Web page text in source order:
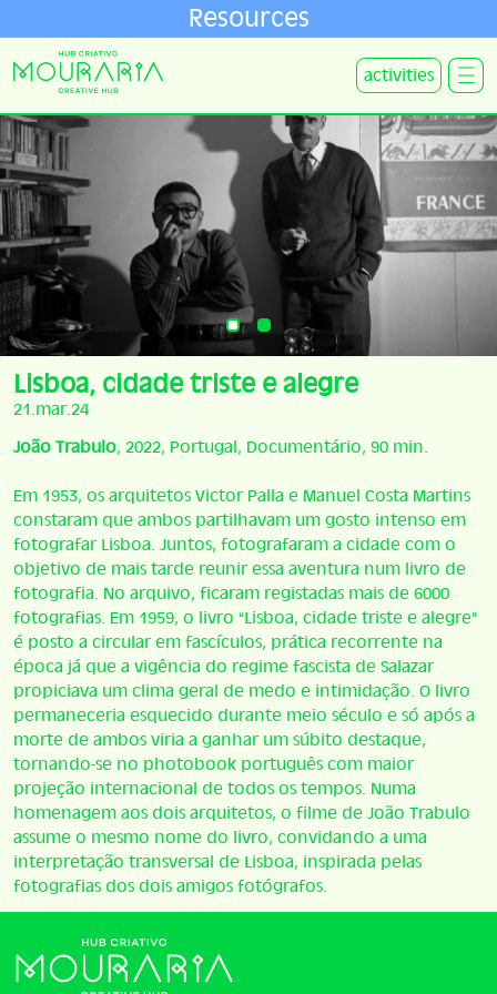
Resources
activities
Lisboa, cidade triste e alegre
21.mar.24
João Trabulo, 2022, Portugal, Documentário, 90 min.
Em 1953, os arquitetos Victor Palla e Manuel Costa Martins
constaram que ambos partilhavam um gosto intenso em
fotografar Lisboa. Juntos, fotografaram a cidade com o
objetivo de mais tarde reunir essa aventura num livro de
fotografia. No arquivo, ficaram registadas mais de 6000
fotografias. Em 1959, o livro “Lisboa, cidade triste e alegre”
é posto a circular em fascículos, prática recorrente na
época já que a vigência do regime fascista de Salazar
propiciava um clima geral de medo e intimidação. O livro
permaneceria esquecido durante meio século e só após a
morte de ambos viria a ganhar um súbito destaque,
tornando-se no photobook português com maior
projeção internacional de todos os tempos. Numa
homenagem aos dois arquitetos, o filme de João Trabulo
assume o mesmo nome do livro, convidando a uma
interpretação transversal de Lisboa, inspirada pelas
fotografias dos dois amigos fotógrafos.